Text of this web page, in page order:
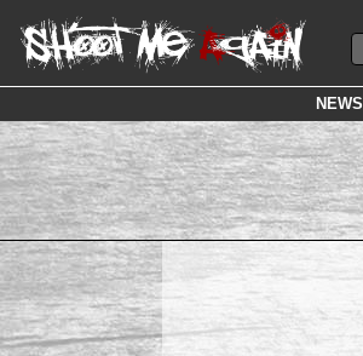
NEWS